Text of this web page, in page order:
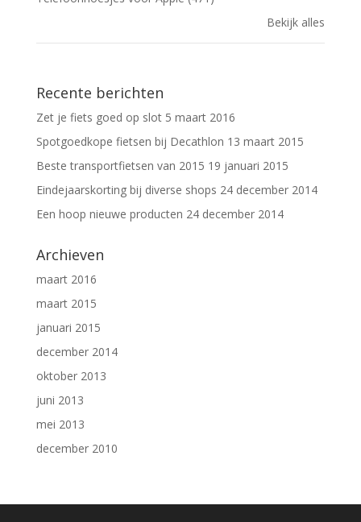
Bekijk alles
Recente berichten
Zet je fiets goed op slot 5 maart 2016
Spotgoedkope fietsen bij Decathlon 13 maart 2015
Beste transportfietsen van 2015 19 januari 2015
Eindejaarskorting bij diverse shops 24 december 2014
Een hoop nieuwe producten 24 december 2014
Archieven
maart 2016
maart 2015
januari 2015
december 2014
oktober 2013
juni 2013
mei 2013
december 2010